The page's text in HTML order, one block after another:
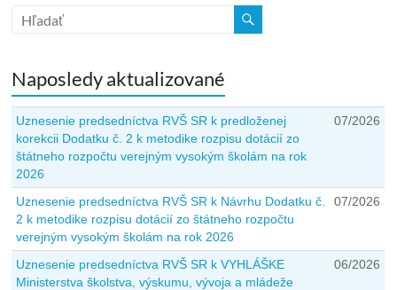
Naposledy aktualizované
Uznesenie predsedníctva RVŠ SR k predloženej
korekcii Dodatku č. 2 k metodike rozpisu dotácií zo
štátneho rozpočtu verejným vysokým školám na rok
2026
07/2026
Uznesenie predsedníctva RVŠ SR k Návrhu Dodatku č.
2 k metodike rozpisu dotácií zo štátneho rozpočtu
verejným vysokým školám na rok 2026
07/2026
Uznesenie predsedníctva RVŠ SR k VYHLÁŠKE
Ministerstva školstva, výskumu, vývoja a mládeže
06/2026